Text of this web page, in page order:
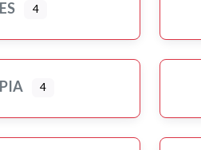
4
4